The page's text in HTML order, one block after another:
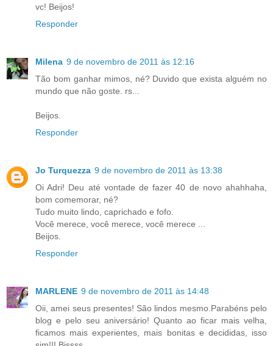
vc! Beijos!
Responder
Milena 9 de novembro de 2011 às 12:16
Tão bom ganhar mimos, né? Duvido que exista alguém no
mundo que não goste. rs...
Beijos.
Responder
Jo Turquezza 9 de novembro de 2011 às 13:38
Oi Adri! Deu até vontade de fazer 40 de novo ahahhaha,
bom comemorar, né?
Tudo muito lindo, caprichado e fofo.
Você merece, você merece, você merece ...
Beijos.
Responder
MARLENE 9 de novembro de 2011 às 14:48
Oii, amei seus presentes! São lindos mesmo.Parabéns pelo
blog e pelo seu aniversário! Quanto ao ficar mais velha,
ficamos mais experientes, mais bonitas e decididas, isso